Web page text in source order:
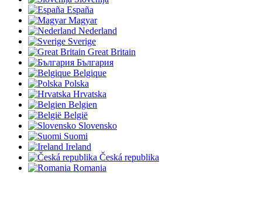
España
Magyar
Nederland
Sverige
Great Britain
България
Belgique
Polska
Hrvatska
Belgien
België
Slovensko
Suomi
Ireland
Česká republika
Romania